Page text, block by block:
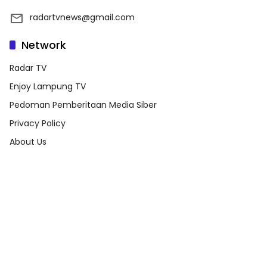
radartvnews@gmail.com
Network
Radar TV
Enjoy Lampung TV
Pedoman Pemberitaan Media Siber
Privacy Policy
About Us